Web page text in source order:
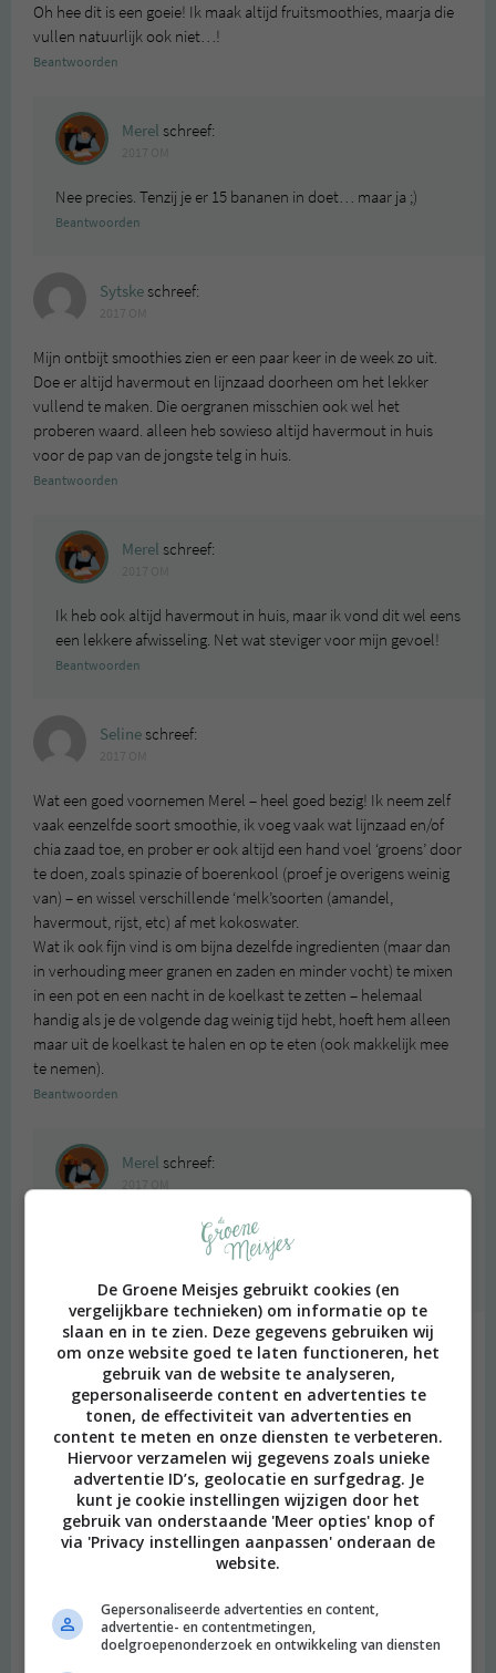
Oh hee dit is een goeie! Ik maak altijd fruitsmoothies, maarja die
vullen natuurlijk ook niet…!
Beantwoorden
Merel schreef:
Nee precies. Tenzij je er 15 bananen in doet… maar ja ;)
Beantwoorden
Sytskeschreef:
Mijn ontbijt smoothies zien er een paar keer in de week zo uit.
Doe er altijd havermout en lijnzaad doorheen om het lekker
vullend te maken. Die oergranen misschien ook wel het
proberen waard. alleen heb sowieso altijd havermout in huis
voor de pap van de jongste telg in huis.
Beantwoorden
Merel schreef:
Ik heb ook altijd havermout in huis, maar ik vond dit wel eens
een lekkere afwisseling. Net wat steviger voor mijn gevoel!
Beantwoorden
Selineschreef:
Wat een goed voornemen Merel – heel goed bezig! Ik neem zelf
vaak eenzelfde soort smoothie, ik voeg vaak wat lijnzaad en/of
chia zaad toe, en prober er ook altijd een hand voel ‘groens’ door
te doen, zoals spinazie of boerenkool (proef je overigens weinig
van) – en wissel verschillende ‘melk’soorten (amandel,
havermout, rijst, etc) af met kokoswater.
Wat ik ook fijn vind is om bijna dezelfde ingredienten (maar dan
in verhouding meer granen en zaden en minder vocht) te mixen
in een pot en een nacht in de koelkast te zetten – helemaal
handig als je de volgende dag weinig tijd hebt, hoeft hem alleen
maar uit de koelkast te halen en op te eten (ook makkelijk mee
te nemen).
Beantwoorden
Merel schreef:
2017 OM
Oh dat is ook een heel goede ja! Dan vult het extra goed.
Em schreef:
2017 OM
Hoeveel van die Brinta oergranen doe je in de smoothie?
Beantwoorden
Laura schreef:
2017 OM
Ik heb ook een Onefit abonnement. Het is echt een fantastisch
bedrijf! In de vakanties doe ik elke dag een andere les. Het is leuk
om nieuwe plekken te ontdekken en nieuwe mensen te leren
kennen. Wel tijdig reserveren! Ze hebben trouwens ook veel
De Groene Meisjes gebruikt cookies (en
vergelijkbare technieken) om informatie op te
slaan en in te zien. Deze gegevens gebruiken wij
om onze website goed te laten functioneren, het
gebruik van de website te analyseren,
gepersonaliseerde content en advertenties te
tonen, de effectiviteit van advertenties en
content te meten en onze diensten te verbeteren.
Hiervoor verzamelen wij gegevens zoals unieke
advertentie ID’s, geolocatie en surfgedrag. Je
kunt je cookie instellingen wijzigen door het
gebruik van onderstaande 'Meer opties' knop of
via 'Privacy instellingen aanpassen' onderaan de
website.
Gepersonaliseerde advertenties en content,
advertentie- en contentmetingen,
doelgroepenonderzoek en ontwikkeling van diensten